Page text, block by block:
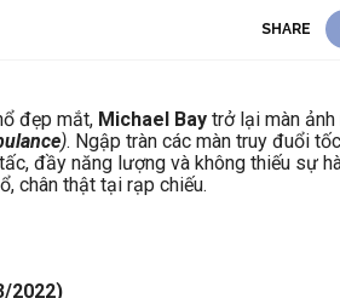
SHARE
đẹp mắt, Michael Bay trở lại màn
). Ngập tràn các màn truy đuổi
đầy năng lượng và không thiếu sự
chân thật tại rạp chiếu.
2022)